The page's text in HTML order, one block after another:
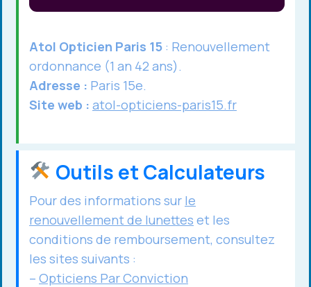
Atol Opticien Paris 15 : Renouvellement
ordonnance (1 an 42 ans).
Adresse : Paris 15e.
Site web : atol-opticiens-paris15.fr
Outils et Calculateurs
Pour des informations sur le
renouvellement de lunettes et les
conditions de remboursement, consultez
les sites suivants :
– Opticiens Par Conviction